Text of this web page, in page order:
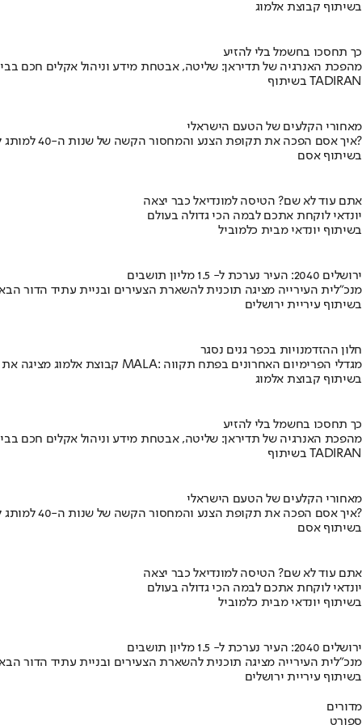
בשיתוף קבוצת אלמוג
כך תחסכו בחשמל בלי להזיע
מהפכת האנרגיה של תדיראן: שליטה, אבטחת מידע וניהול אקלים חכם
בשיתוף TADIRAN
מאחורי הקלעים של הטעם הישראלי
איך אסם הפכה את תקופת הצנע והמחסור הקשה של שנות ה-40 למותג לאומי?
בשיתוף אסם
אתם עוד לא שם? הטיסה למונדיאל כבר יצאה
יונדאי לוקחת אתכם לבמה הכי גדולה בעולם
בשיתוף יונדאי מבית כלמוביל
ירושלים 2040: העיר נערכת ל- 1.5 מליון תושבים
מנכ"לית העירייה מציגה תוכנית להשארת הצעירים ובניית עתיד הדור
בשיתוף עיריית ירושלים
חלון ההזדמנויות בכפר גנים נסגר
קבוצת אלמוג מציגה את פרויקט MALA: מגדלי הפרימיום האחרונים בפתח תקווה
בשיתוף קבוצת אלמוג
כך תחסכו בחשמל בלי להזיע
מהפכת האנרגיה של תדיראן: שליטה, אבטחת מידע וניהול אקלים חכם
בשיתוף TADIRAN
מאחורי הקלעים של הטעם הישראלי
איך אסם הפכה את תקופת הצנע והמחסור הקשה של שנות ה-40 למותג לאומי?
בשיתוף אסם
אתם עוד לא שם? הטיסה למונדיאל כבר יצאה
יונדאי לוקחת אתכם לבמה הכי גדולה בעולם
בשיתוף יונדאי מבית כלמוביל
ירושלים 2040: העיר נערכת ל- 1.5 מליון תושבים
מנכ"לית העירייה מציגה תוכנית להשארת הצעירים ובניית עתיד הדור
בשיתוף עיריית ירושלים
מדורים
ספורט